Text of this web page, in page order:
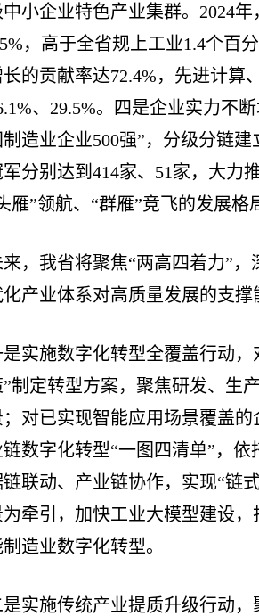
小企业特色产业集群。2024
，高于全省规上工业1.4个百
长的贡献率达72.4%，先进计算
、29.5%。四是企业实力不
制造业企业500强”，分级分链
军分别达到414家、51家，大力
雁”领航、“群雁”竞飞的发展格
来，我省将聚焦“两高四着力”
化产业体系对高质量发展的支撑
是实施数字化转型全覆盖行动
”制定转型方案，聚焦研发、生
；对已实现智能应用场景覆盖
链数字化转型“一图四清单”，
联动、产业链协作，实现“链
为牵引，加快工业大模型建设
造业数字化转型。
是实施传统产业提质升级行动